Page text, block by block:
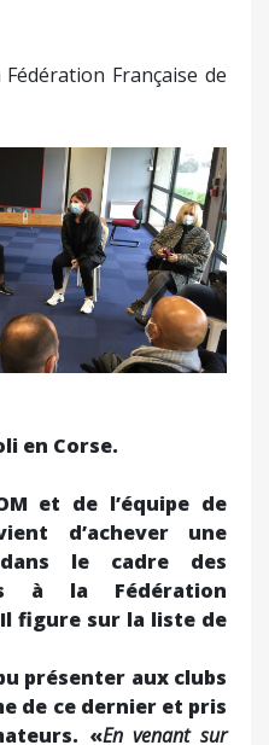
Française de
en Corse.
et de l’équipe de
d’achever une
le cadre des
à la Fédération
figure sur la liste de
présenter aux clubs
de ce dernier et pris
«En venant sur